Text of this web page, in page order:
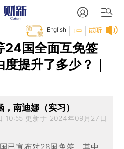
试听
T中
English
24国全面互免签
提升了多少？｜
南迪娜（实习）
10:55 更新于 2024年09月27日
已宣布对28国免签。其中，